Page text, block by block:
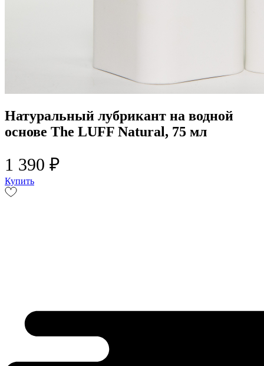
Натуральный лубрикант на водной
основе The LUFF Natural, 75 мл
1 390 ₽
Купить